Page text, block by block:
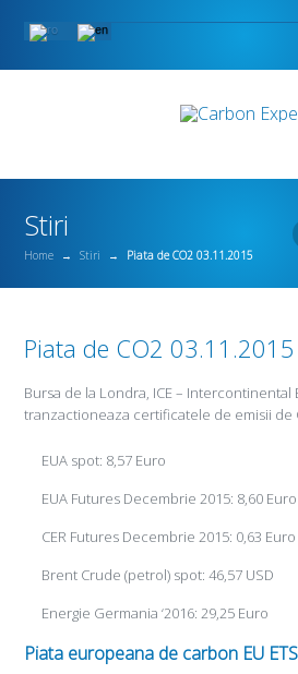
Stiri
Home → Stiri → Piata de CO2 03.11.2015
Piata de CO2 03.11.2015
Bursa de la Londra, ICE – Intercontinental
tranzactioneaza certificatele de emisii de
EUA spot: 8,57 Euro
EUA Futures Decembrie 2015: 8,60 Euro
CER Futures Decembrie 2015: 0,63 Euro
Brent Crude (petrol) spot: 46,57 USD
Energie Germania ‘2016: 29,25 Euro
Piata europeana de carbon EU ETS